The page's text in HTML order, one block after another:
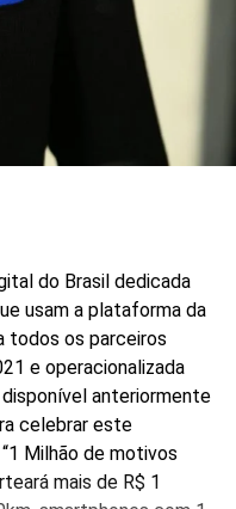
do Brasil dedicada
usam a plataforma da
todos os parceiros
e operacionalizada
anteriormente
celebrar este
Milhão de motivos
mais de R$ 1